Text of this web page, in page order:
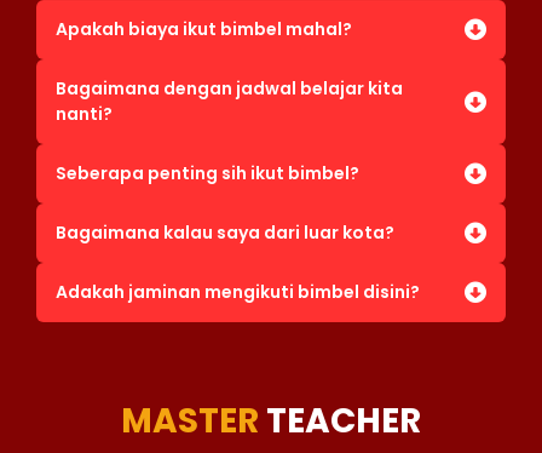
Apakah biaya ikut bimbel mahal?
Bagaimana dengan jadwal belajar kita
nanti?
Seberapa penting sih ikut bimbel?
Bagaimana kalau saya dari luar kota?
Adakah jaminan mengikuti bimbel disini?
MASTER TEACHER